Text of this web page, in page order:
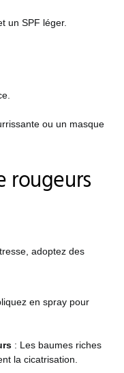
un SPF léger.
ou un masque
rougeurs
adoptez des
en spray pour
: Les baumes riches
la cicatrisation.